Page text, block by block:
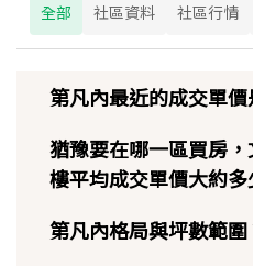
全部 社區資料 社區行情
第凡內最近的成交單價
猶豫要在哪一區買房
樓平均成交單價大約多
第凡內格局與坪數範圍